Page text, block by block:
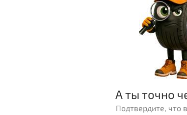
А ты точно
Подтвердите, что